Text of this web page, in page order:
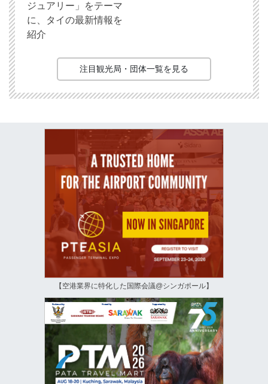
ジュアリー」をテーマ
に、タイの最新情報を
紹介
注目観光局・団体一覧を見る
【空港業界に特化した国際会議@シンガポール】